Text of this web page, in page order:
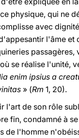
physique, qui ne
avec
l'âme et
se réalise l'unité,
enim ipsius a
» (Rm 1, 20).
de son rôle
fin, condamné à
de l'homme